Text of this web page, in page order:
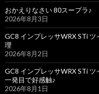
おかえりなさい 80スープラ♪
2026年8月3日
GC8 インプレッサWRX STi
理
2026年8月2日
GC8 インプレッサWRX STi
一発目で好感触♪
2026年8月1日